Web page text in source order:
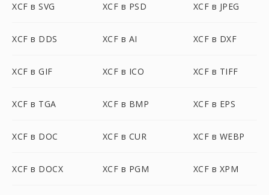
XCF в SVG XCF в PSD XCF в JPEG
XCF в DDS XCF в AI XCF в DXF
XCF в GIF XCF в ICO XCF в TIFF
XCF в TGA XCF в BMP XCF в EPS
XCF в DOC XCF в CUR XCF в WEBP
XCF в DOCX XCF в PGM XCF в XPM